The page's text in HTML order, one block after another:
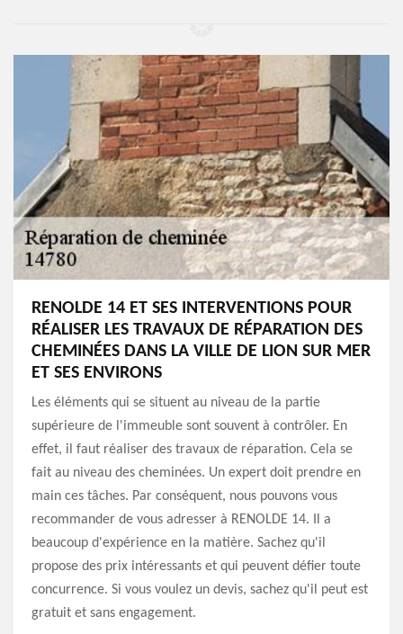
RENOLDE 14 ET SES INTERVENTIONS POUR
RÉALISER LES TRAVAUX DE RÉPARATION DES
CHEMINÉES DANS LA VILLE DE LION SUR MER
ET SES ENVIRONS
Les éléments qui se situent au niveau de la partie
supérieure de l'immeuble sont souvent à contrôler. En
effet, il faut réaliser des travaux de réparation. Cela se
fait au niveau des cheminées. Un expert doit prendre en
main ces tâches. Par conséquent, nous pouvons vous
recommander de vous adresser à RENOLDE 14. Il a
beaucoup d'expérience en la matière. Sachez qu'il
propose des prix intéressants et qui peuvent défier toute
concurrence. Si vous voulez un devis, sachez qu'il peut est
gratuit et sans engagement.